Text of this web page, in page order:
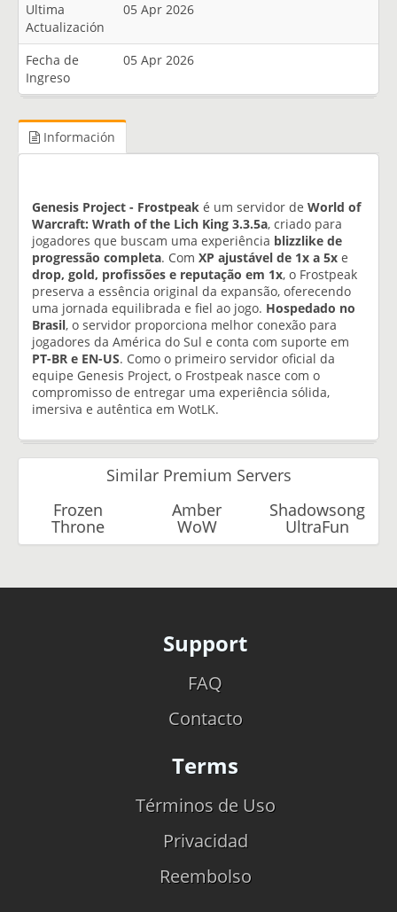
Ultima
Actualización
05 Apr 2026
Fecha de
Ingreso
05 Apr 2026
Información
Genesis Project - Frostpeak é um servidor de World of
Warcraft: Wrath of the Lich King 3.3.5a, criado para
jogadores que buscam uma experiência blizzlike de
progressão completa. Com XP ajustável de 1x a 5x e
drop, gold, profissões e reputação em 1x, o Frostpeak
preserva a essência original da expansão, oferecendo
uma jornada equilibrada e fiel ao jogo. Hospedado no
Brasil, o servidor proporciona melhor conexão para
jogadores da América do Sul e conta com suporte em
PT-BR e EN-US. Como o primeiro servidor oficial da
equipe Genesis Project, o Frostpeak nasce com o
compromisso de entregar uma experiência sólida,
imersiva e autêntica em WotLK.
Similar Premium Servers
Frozen
Throne
Amber
WoW
Shadowsong
UltraFun
Support
FAQ
Contacto
Terms
Términos de Uso
Privacidad
Reembolso